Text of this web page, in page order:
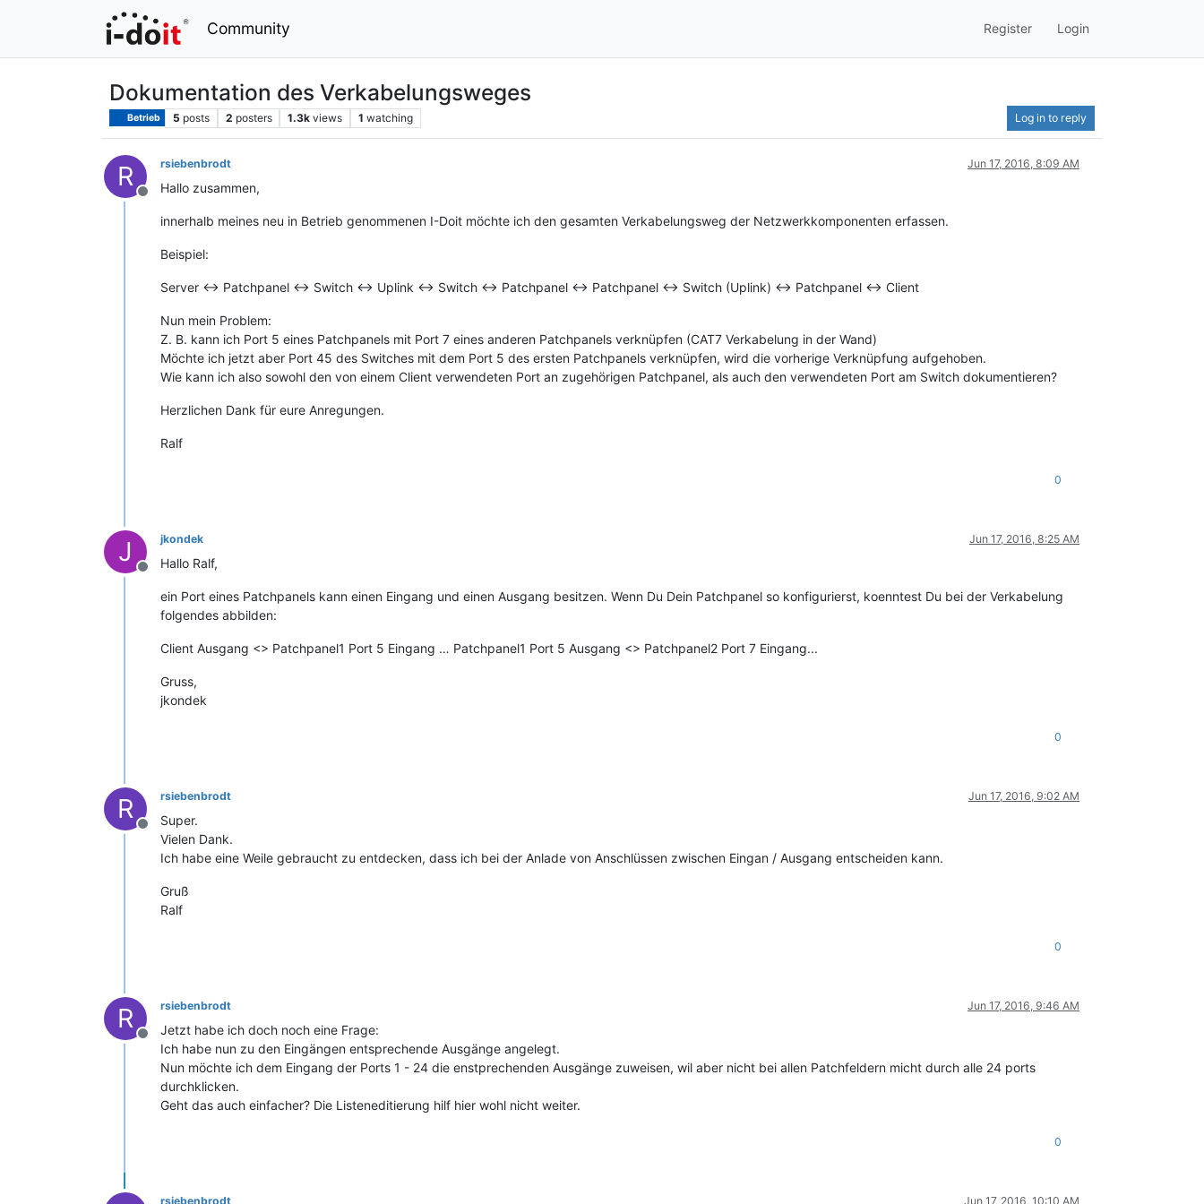
Community Register Login
Dokumentation des Verkabelungsweges
Betrieb 5 posts 2 posters 1.3k views 1 watching Log in to reply
R
Offline
rsiebenbrodt Jun 17, 2016, 8:09 AM
Hallo zusammen,
innerhalb meines neu in Betrieb genommenen I-Doit möchte ich den gesamten Verkabelungsweg der Netzwerkkomponenten erfassen.
Beispiel:
Server <-> Patchpanel <-> Switch <-> Uplink <-> Switch <-> Patchpanel <-> Patchpanel <-> Switch (Uplink) <-> Patchpanel <-> Client
Nun mein Problem:
Z. B. kann ich Port 5 eines Patchpanels mit Port 7 eines anderen Patchpanels verknüpfen (CAT7 Verkabelung in der Wand)
Möchte ich jetzt aber Port 45 des Switches mit dem Port 5 des ersten Patchpanels verknüpfen, wird die vorherige Verknüpfung aufgehoben.
Wie kann ich also sowohl den von einem Client verwendeten Port an zugehörigen Patchpanel, als auch den verwendeten Port am Switch dokumentieren?
Herzlichen Dank für eure Anregungen.
Ralf
0
J
Offline
jkondek Jun 17, 2016, 8:25 AM
Hallo Ralf,
ein Port eines Patchpanels kann einen Eingang und einen Ausgang besitzen. Wenn Du Dein Patchpanel so konfigurierst, koenntest Du bei der Verkabelung
folgendes abbilden:
Client Ausgang <> Patchpanel1 Port 5 Eingang … Patchpanel1 Port 5 Ausgang <> Patchpanel2 Port 7 Eingang...
Gruss,
jkondek
0
R
Offline
rsiebenbrodt Jun 17, 2016, 9:02 AM
Super.
Vielen Dank.
Ich habe eine Weile gebraucht zu entdecken, dass ich bei der Anlade von Anschlüssen zwischen Eingan / Ausgang entscheiden kann.
Gruß
Ralf
0
R
Offline
rsiebenbrodt Jun 17, 2016, 9:46 AM
Jetzt habe ich doch noch eine Frage:
Ich habe nun zu den Eingängen entsprechende Ausgänge angelegt.
Nun möchte ich dem Eingang der Ports 1 - 24 die enstprechenden Ausgänge zuweisen, wil aber nicht bei allen Patchfeldern micht durch alle 24 ports
durchklicken.
Geht das auch einfacher? Die Listeneditierung hilf hier wohl nicht weiter.
0
rsiebenbrodt Jun 17, 2016, 10:10 AM